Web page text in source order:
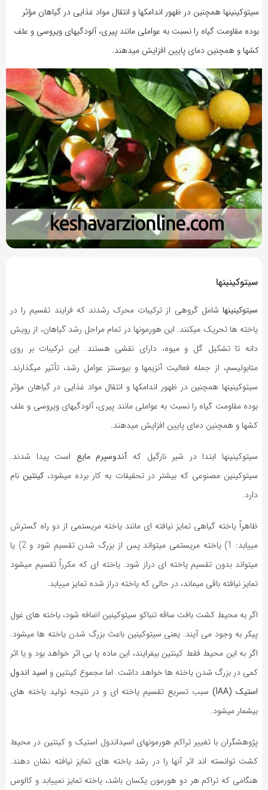
سیتوکینین‏ها همچنین در ظهور اندامکها و انتقال مواد غذایی در گیاهان مؤثر
بوده مقاومت گیاه را نسبت به عواملی مانند پیری، آلودگیهای ویروسی و علف
کشها و همچنین دمای پایین افزایش می‏دهند.
سیتوکینین‏ها
سیتوکینین‏ها شامل گروهی از ترکیبات محرک رشدند که فرایند تقسیم را در
یاخته‏ ها تحریک می‏کنند. این هورمونها در تمام مراحل رشد گیاهان، از رویش
دانه تا تشکیل گل و میوه، دارای نقشی هستند. این ترکیبات بر روی
متابولیسم، از جمله فعالیت آنزیمها و بیوسنتز عوامل رشد، تأثیر می‏گذارند.
سیتوکینین‏ها همچنین در ظهور اندامکها و انتقال مواد غذایی در گیاهان مؤثر
بوده مقاومت گیاه را نسبت به عواملی مانند پیری، آلودگیهای ویروسی و علف
کشها و همچنین دمای پایین افزایش می‏دهند.
سیتوکینین‏ها ابتدا در شیر نارگیل کهآندوسپرم مایع است پیدا شدند.
سیتوکینین مصنوعی که بیشتر در تحقیقات به کار برده می‏شود، کینتیننام
دارد.
ظاهراً یاخته گیاهی تمایز نیافته ‏ای مانند یاخته مریستمی از دو راه گسترش
می‏یابد: 1) یاخته مریستمی می‏تواند پس از بزرگ‏ شدن تقسیم شود و 2) یا
می‏تواند بدون تقسیم یاخته‏ ای دراز شود. یاخته‏ ای که مکرراً تقسیم می‏شود
تمایز نیافته باقی می‏ماند، در حالی که یاخته دراز شده تمایز می‏یابد.
اگر به محیط کشت بافت ساقه تنباکو سیتوکینین اضافه شود، یاخته‏ های غول‏
پیکر به وجود می‏ آیند. یعنی سیتوکینین باعث بزرگ شدن یاخته‏ ها می‏شود.
اگر به این محیط فقط کینتین بیفرایند، این ماده یا بی‏ اثر خواهد بود و یا اثر
کمی در بزرگ ‏شدن یاخته‏ ها خواهد داشت. اما مجموع کینتین و اسید اندول
استیک (IAA)
سبب تسریع تقسیم یاخته‏ ای و در نتیجه تولید یاخته‏ های
بیشمار می‏شود.
پژوهشگران با تغییر تراکم هورمونهای اسیداندول استیک و کینتین در محیط
کشت توانسته‏ اند اثر آنها را در رشد یاخته‏ های تمایز نیافته نشان دهند.
هنگامی که تراکم هر دو هورمون یکسان باشد، یاخته تمایز نمی‏یابد و کالوس